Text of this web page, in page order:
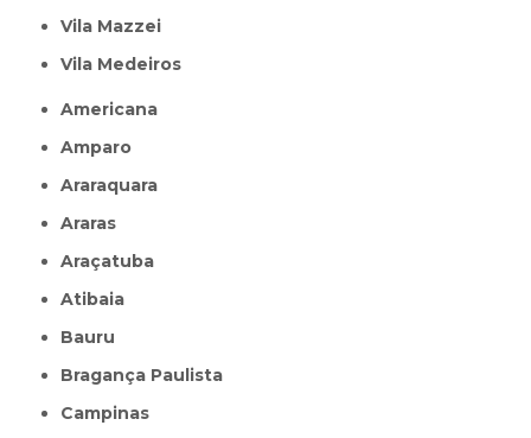
Vila Mazzei
Vila Medeiros
Americana
Amparo
Araraquara
Araras
Araçatuba
Atibaia
Bauru
Bragança Paulista
Campinas